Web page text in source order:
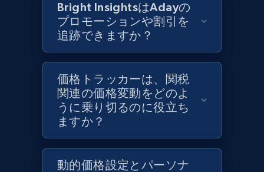
URL, Product id, Title, Product description,
Rating, Reviews count, Initial price, Discount,
and more.
1.3K+ 175+ 今すぐ始める
Target - Discover products by category url
URL, Product id, Title, Product description,
Rating, Reviews count, Initial price, Discount,
Bright InsightsはAdayの
プロモーションや割引を
追跡できますか？
価格トラッカーは、関税
関連の価格変動をどのよ
うに乗り切るのに役立ち
ますか？
動的価格設定とパーソナ